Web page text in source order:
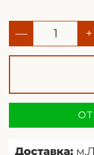
— +
Доставка: